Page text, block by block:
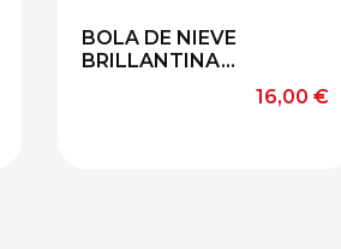
BOLA DE NIEVE
BRILLANTINA...
Precio
16,00 €